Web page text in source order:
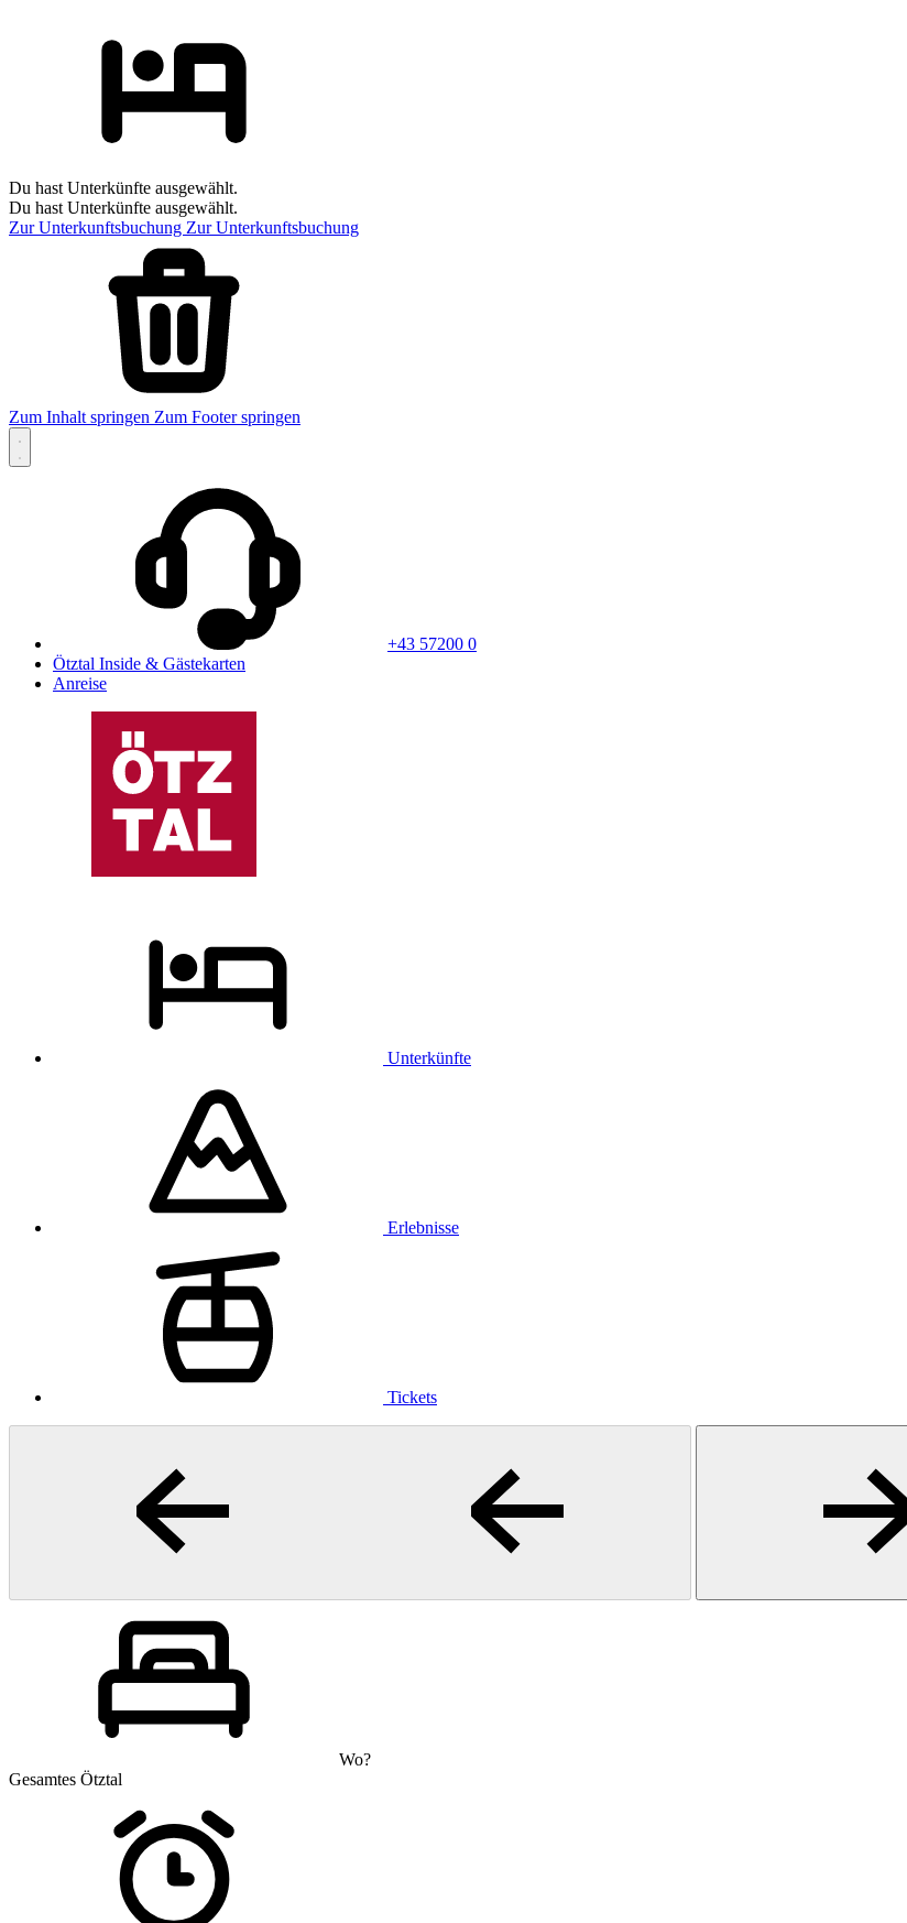
Du hast Unterkünfte ausgewählt.
Du hast Unterkünfte ausgewählt.
Zur Unterkunftsbuchung Zur Unterkunftsbuchung
Zum Inhalt springen Zum Footer springen
+43 57200 0
Ötztal Inside & Gästekarten
Anreise
Unterkünfte
Erlebnisse
Tickets
Wo?
Gesamtes Ötztal